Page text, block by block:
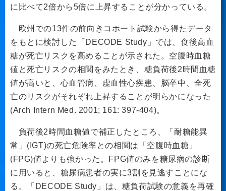
に比べて2倍から5倍に上昇することが分かっている。
欧州での13件の前向きコホート試験から得たデータ
をもとに検討した「DECODE Study」では、食後高血
糖が死亡リスクを高めることが示された。空腹時血糖
値と死亡リスクの相関をみたとき、糖負荷後2時間血糖
値が高いと、心血管病、虚血性心疾患、脳卒中、全死
亡のリスクがそれぞれ上昇することが明らかになった
(Arch Intern Med. 2001; 161: 397-404)。
負荷後2時間血糖値で補正したところ、「耐糖能異
常」(IGT)の死亡危険率との相関は「空腹時血糖」
(FPG)値よりも強かった。FPG値のみを糖尿病の診断
に用いると、糖尿病患者の実に3割を見逃すことにな
る。「DECODE Study」は、糖負荷試験の意義を再確